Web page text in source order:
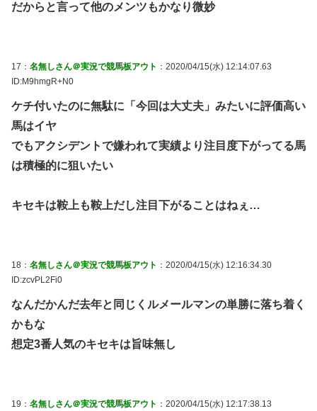
だからと言って他のメンツもかなり微妙
17： 名無しさん＠実況で競馬板アウト ：2020/04/15(水) 12:14:07.63
ID:M9hmgR+N0
ケチ付いたのに無駄に「今回は大丈夫」みたいに評価高い
馬はイヤ
でもアクシデントで嫌われて実績より注目度下がってる馬
は積極的に狙いたい
キセキは鞍上も鞍上だし注目下がることはねぇ…
18： 名無しさん＠実況で競馬板アウト ：2020/04/15(水) 12:16:34.30
ID:zcvPL2Fi0
なんだかんだ去年と同じくルメールマンの単勝に落ち着く
かもな
想定3番人気のキセキは旨味無し
19： 名無しさん＠実況で競馬板アウト ：2020/04/15(水) 12:17:38.13